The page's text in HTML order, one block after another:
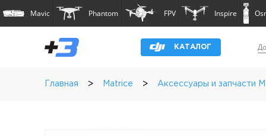
Mavic Phantom FPV Inspire
КАТАЛОГ
Главная > Matrice > Аксессуары и запчасти